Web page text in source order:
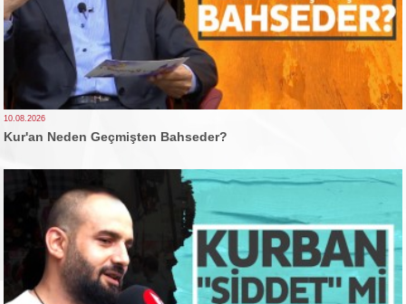
10.08.2026
Kur'an Neden Geçmişten Bahseder?